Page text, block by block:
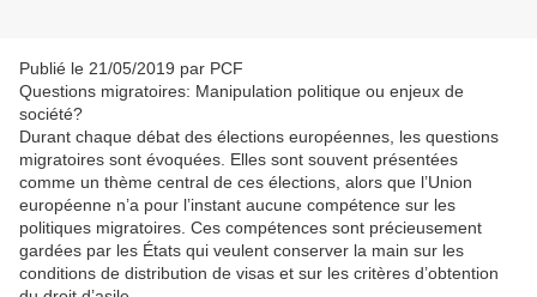
Publié le 21/05/2019 par PCF
Questions migratoires: Manipulation politique ou enjeux de
société?
Durant chaque débat des élections européennes, les questions
migratoires sont évoquées. Elles sont souvent présentées
comme un thème central de ces élections, alors que l’Union
européenne n’a pour l’instant aucune compétence sur les
politiques migratoires. Ces compétences sont précieusement
gardées par les États qui veulent conserver la main sur les
conditions de distribution de visas et sur les critères d’obtention